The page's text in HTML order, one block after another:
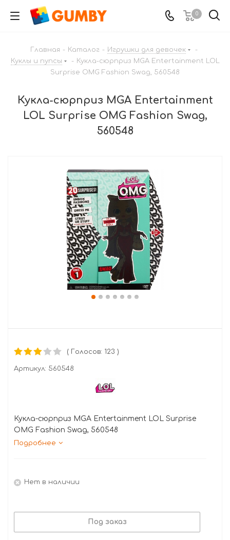
0
Главная - Каталог - Игрушки для девочек
-
Куклы и пупсы
- Кукла-сюрприз MGA Entertainment LOL
Surprise OMG Fashion Swag, 560548
Кукла-сюрприз MGA Entertainment
LOL Surprise OMG Fashion Swag,
560548
( Голосов: 123 )
Артикул: 560548
Кукла-сюрприз MGA Entertainment LOL Surprise
OMG Fashion Swag, 560548
Подробнее
Нет в наличии
Под заказ